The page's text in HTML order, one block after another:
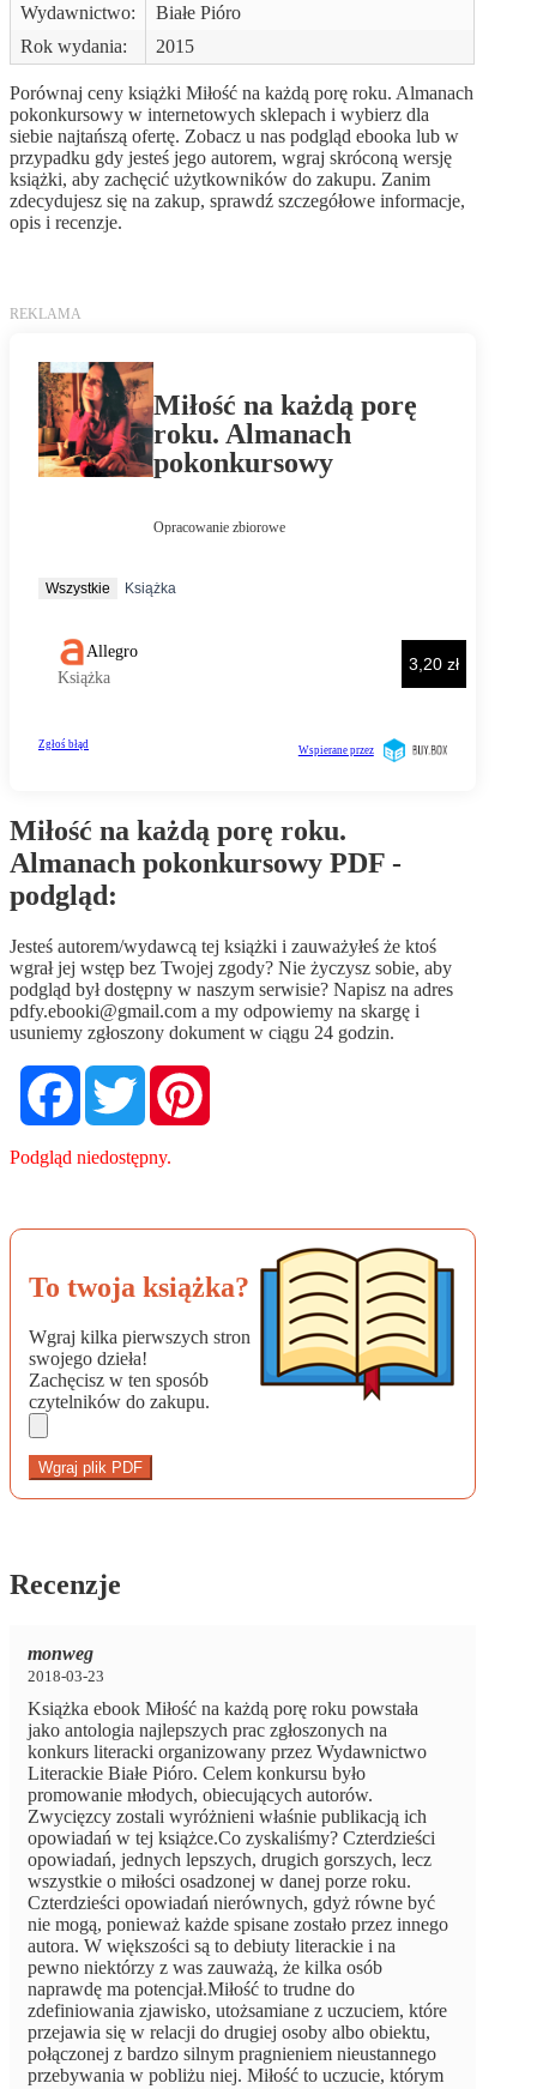
Wydawnictwo:
Białe Pióro
Rok wydania:
2015
Porównaj ceny książki Miłość na każdą porę roku. Almanach
pokonkursowy w internetowych sklepach i wybierz dla
siebie najtańszą ofertę. Zobacz u nas podgląd ebooka lub w
przypadku gdy jesteś jego autorem, wgraj skróconą wersję
książki, aby zachęcić użytkowników do zakupu. Zanim
zdecydujesz się na zakup, sprawdź szczegółowe informacje,
opis i recenzje.
Miłość na każdą porę roku.
Almanach pokonkursowy PDF -
podgląd:
Jesteś autorem/wydawcą tej książki i zauważyłeś że ktoś
wgrał jej wstęp bez Twojej zgody? Nie życzysz sobie, aby
podgląd był dostępny w naszym serwisie? Napisz na adres
pdfy.ebooki@gmail.com a my odpowiemy na skargę i
usuniemy zgłoszony dokument w ciągu 24 godzin.
FacebookTwitter
Podgląd niedostępny.
To twoja książka?
Wgraj kilka pierwszych stron
swojego dzieła!
Zachęcisz w ten sposób
czytelników do zakupu.
Wgraj plik PDF
Recenzje
monweg
2018-03-23
Książka ebook Miłość na każdą porę roku powstała
jako antologia najlepszych prac zgłoszonych na
konkurs literacki organizowany przez Wydawnictwo
Literackie Białe Pióro. Celem konkursu było
promowanie młodych, obiecujących autorów.
Zwycięzcy zostali wyróżnieni właśnie publikacją ich
opowiadań w tej książce.Co zyskaliśmy? Czterdzieści
opowiadań, jednych lepszych, drugich gorszych, lecz
wszystkie o miłości osadzonej w danej porze roku.
Czterdzieści opowiadań nierównych, gdyż równe być
nie mogą, ponieważ każde spisane zostało przez innego
autora. W większości są to debiuty literackie i na
pewno niektórzy z was zauważą, że kilka osób
naprawdę ma potencjał.Miłość to trudne do
zdefiniowania zjawisko, utożsamiane z uczuciem, które
przejawia się w relacji do drugiej osoby albo obiektu,
połączonej z bardzo silnym pragnieniem nieustannego
przebywania w pobliżu niej. Miłość to uczucie, którym